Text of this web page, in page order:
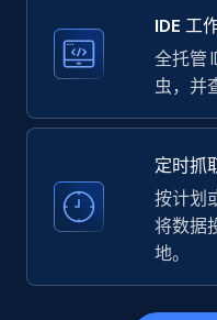
LinkedIn company
ID, Name, Country
Employees in
33.5K+
Instagram - Profiles
IDE 工
全托管
虫，并
定时抓
按计划
将数据
地。